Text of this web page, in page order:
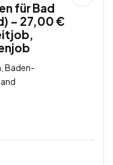
für Bad
– 27,00 €
Baden-